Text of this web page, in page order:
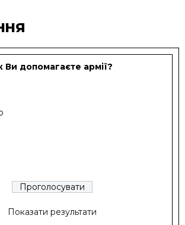
Ви допомагаєте армії?
Показати результати